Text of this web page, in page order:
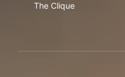
The Clique